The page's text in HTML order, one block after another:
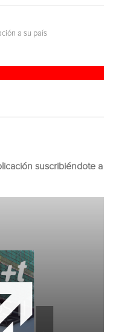
a su país
suscribiéndote a